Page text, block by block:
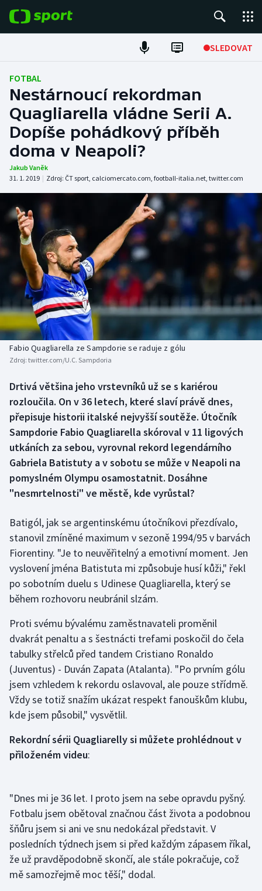
SLEDOVAT
Fotbal
Hokej
Tenis
Atletika
DALŠÍ SPORTY
Americký fotbal
Baseball a softbal
Basketbal
Biatlon
Boby a skeleton
Box
Curling
Dostihy
Florbal
Futsal
Golf
Gymnastika
Házená
Judo
Krasobruslení
Lezení
Lyže a snowboard
Moderní pětiboj
Olympijské hry
Parasport
Plavání
NEPŘEHLÉDNĚTE
Soutěže
Historické návraty
Aplikace ČT sport
AZ kvíz
FOTBAL
Nestárnoucí rekordman
Quagliarella vládne Serii A.
Dopíše pohádkový příběh
doma v Neapoli?
Jakub Vaněk
31. 1. 2019 | Zdroj: ČT sport, calciomercato.com, football-italia.net, twitter.com
Fabio Quagliarella ze Sampdorie se raduje z gólu
Zdroj: twitter.com/U.C. Sampdoria
Drtivá většina jeho vrstevníků už se s kariérou
rozloučila. On v 36 letech, které slaví právě dnes,
přepisuje historii italské nejvyšší soutěže. Útočník
Sampdorie Fabio Quagliarella skóroval v 11 ligových
utkáních za sebou, vyrovnal rekord legendárního
Gabriela Batistuty a v sobotu se může v Neapoli na
pomyslném Olympu osamostatnit. Dosáhne
"nesmrtelnosti" ve městě, kde vyrůstal?
Batigól, jak se argentinskému útočníkovi přezdívalo,
stanovil zmíněné maximum v sezoně 1994/95 v barvách
Fiorentiny. "Je to neuvěřitelný a emotivní moment. Jen
vyslovení jména Batistuta mi způsobuje husí kůži," řekl
po sobotním duelu s Udinese Quagliarella, který se
během rozhovoru neubránil slzám.
Proti svému bývalému zaměstnavateli proměnil
dvakrát penaltu a s šestnácti trefami poskočil do čela
tabulky střelců před tandem Cristiano Ronaldo
(Juventus) - Duván Zapata (Atalanta). "Po prvním gólu
jsem vzhledem k rekordu oslavoval, ale pouze střídmě.
Vždy se totiž snažím ukázat respekt fanouškům klubu,
kde jsem působil," vysvětlil.
Rekordní sérii Quagliarelly si můžete prohlédnout v
přiloženém videu:
"Dnes mi je 36 let. I proto jsem na sebe opravdu pyšný.
Fotbalu jsem obětoval značnou část života a podobnou
šňůru jsem si ani ve snu nedokázal představit. V
posledních týdnech jsem si před každým zápasem říkal,
že už pravděpodobně skončí, ale stále pokračuje, což
mě samozřejmě moc těší," dodal.